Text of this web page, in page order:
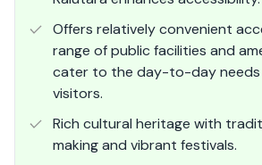
Offers relatively convenient
range of public facilities and
cater to the day-to-day needs
visitors.
Rich cultural heritage with
making and vibrant festivals.